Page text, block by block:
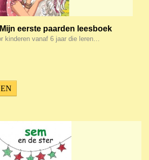
eerste paarden leesboek
kinderen vanaf 6 jaar die leren…